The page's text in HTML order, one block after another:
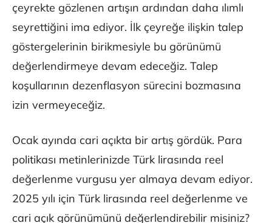
çeyrekte gözlenen artışın ardından daha ılımlı
seyrettiğini ima ediyor. İlk çeyreğe ilişkin talep
göstergelerinin birikmesiyle bu görünümü
değerlendirmeye devam edeceğiz. Talep
koşullarının dezenflasyon sürecini bozmasına
izin vermeyeceğiz.
Ocak ayında cari açıkta bir artış gördük. Para
politikası metinlerinizde Türk lirasında reel
değerlenme vurgusu yer almaya devam ediyor.
2025 yılı için Türk lirasında reel değerlenme ve
cari açık görünümünü değerlendirebilir misiniz?